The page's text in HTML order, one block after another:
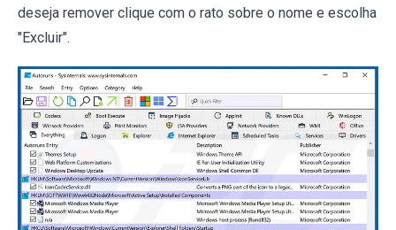
deseja remover clique com o rato sobre o nome e escolha
"Excluir".